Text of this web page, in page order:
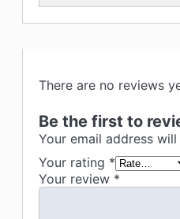
There are no reviews
Be the first to
Your email address
Your rating *
Your review *